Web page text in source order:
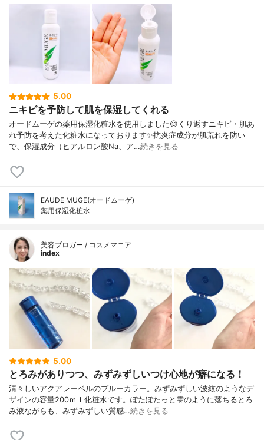
5.00
ニキビを予防して肌を保湿してくれる
オードムーゲの薬用保湿化粧水を使用しました😊くり返すニキビ・肌あ
れ予防を考えた化粧水になっております✨抗炎症成分が肌荒れを防い
で、保湿成分（ヒアルロン酸Na、ア…続きを見る
EAUDE MUGE(オードムーゲ)
薬用保湿化粧水
美容ブロガー / コスメマニア
index
5.00
とろみがありつつ、みずみずしいつけ心地が癖になる！
清々しいアクアレーベルのブルーカラー。みずみずしい波紋のようなデ
ザインの容量200ｍｌ化粧水です。ぽたぽたっと雫のように落ちるとろ
み液ながらも、みずみずしい質感…続きを見る